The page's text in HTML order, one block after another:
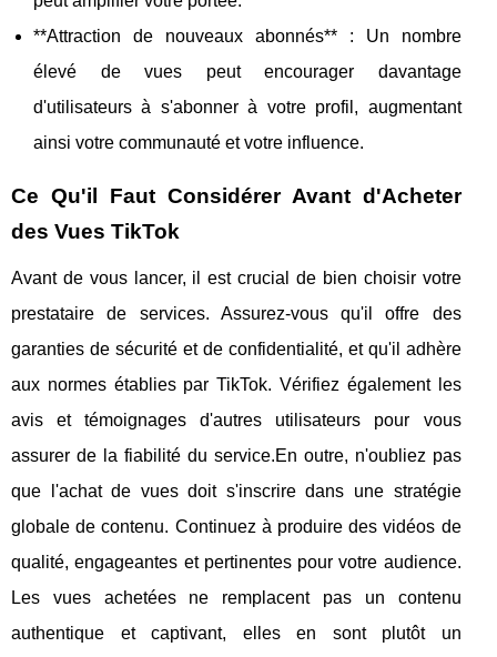
**Attraction de nouveaux abonnés** : Un nombre
élevé de vues peut encourager davantage
d'utilisateurs à s'abonner à votre profil, augmentant
ainsi votre communauté et votre influence.
Ce Qu'il Faut Considérer Avant d'Acheter
des Vues TikTok
Avant de vous lancer, il est crucial de bien choisir votre
prestataire de services. Assurez-vous qu'il offre des
garanties de sécurité et de confidentialité, et qu'il adhère
aux normes établies par TikTok. Vérifiez également les
avis et témoignages d'autres utilisateurs pour vous
assurer de la fiabilité du service.En outre, n'oubliez pas
que l'achat de vues doit s'inscrire dans une stratégie
globale de contenu. Continuez à produire des vidéos de
qualité, engageantes et pertinentes pour votre audience.
Les vues achetées ne remplacent pas un contenu
authentique et captivant, elles en sont plutôt un